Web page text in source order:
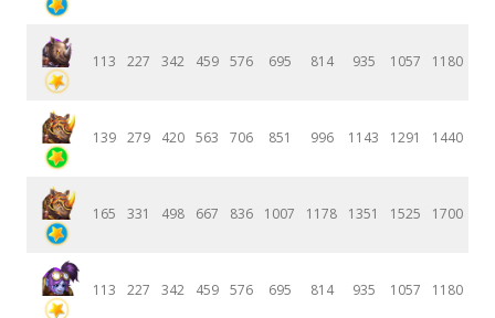
113 227 342 459 576 695 814 935 1057 1180
139 279 420 563 706 851 996 1143 1291 1440
165 331 498 667 836 1007 1178 1351 1525 1700
113 227 342 459 576 695 814 935 1057 1180